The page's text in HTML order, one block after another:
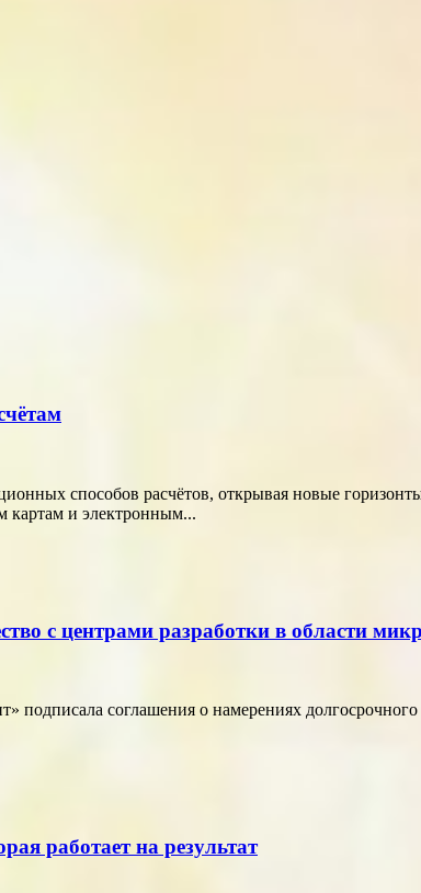
способов расчётов, открывая новые
картам и электронным...
с центрами разработки в области
соглашения о намерениях
работает на результат